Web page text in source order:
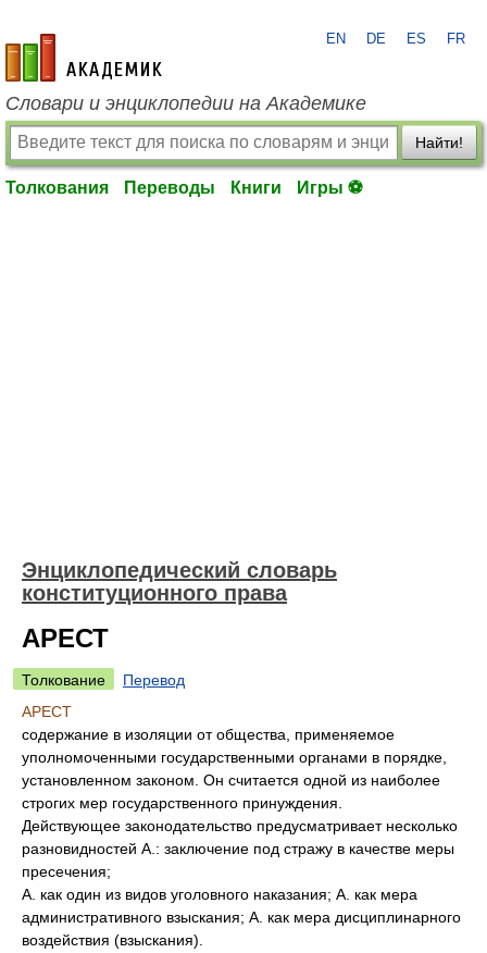
academic.ru
EN DE ES FR
Словари и энциклопедии на Академике
Найти!
Толкования Переводы Книги Игры ⚽
Энциклопедический словарь
конституционного права
АРЕСТ
Толкование
Перевод
АРЕСТ
содержание в изоляции от общества, применяемое
уполномоченными государственными органами в порядке,
установленном законом. Он считается одной из наиболее
строгих мер государственного принуждения.
Действующее законодательство предусматривает несколько
разновидностей А.: заключение под стражу в качестве меры
пресечения;
А. как один из видов уголовного наказания; А. как мера
административного взыскания; А. как мера дисциплинарного
воздействия (взыскания).